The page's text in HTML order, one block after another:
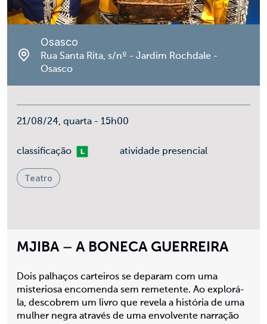
MJIBA – A BONECA GUERREIRA
Dois palhaços carteiros se deparam com uma
misteriosa encomenda sem remetente. Ao explorá-
la, descobrem um livro que revela a história de uma
mulher negra através de uma envolvente narração
Osasco
Rua Santa Rita, s/nº - Jardim Rochdale -
Osasco
21/08/24, quarta - 15h00
classificaçãoLivre atividade presencial
Teatro